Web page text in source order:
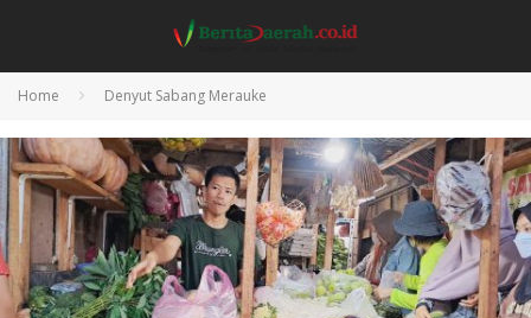
Home Denyut Sabang Merauke